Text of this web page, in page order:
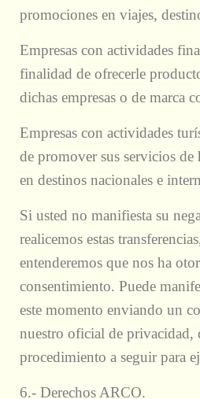
promociones en viajes,
Empresas con actividades
finalidad de ofrecerle
dichas empresas o de marca
Empresas con actividades
de promover sus servicios
en destinos nacionales e
Si usted no manifiesta su
realicemos estas
entenderemos que nos ha
consentimiento. Puede
este momento enviando un
nuestro oficial de privacidad,
procedimiento a seguir para
6.- Derechos ARCO.